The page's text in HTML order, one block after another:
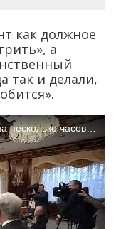
как должное
а
так и делали,